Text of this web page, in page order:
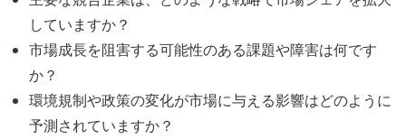
していますか？
市場成長を阻害する可能性のある課題や障害は何です
か？
環境規制や政策の変化が市場に与える影響はどのように
予測されていますか？